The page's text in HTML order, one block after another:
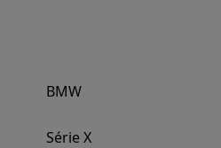
BMW
Série X